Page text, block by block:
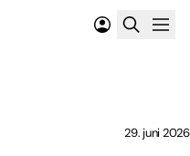
29. juni 2026